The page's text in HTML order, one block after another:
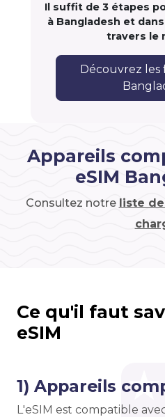
Il suffit de 3 étapes
à Bangladesh et
travers le
Découvrez les
Appareils
eSIM
Consultez notre liste
Ce qu'il faut
eSIM
1) Appareils
L'eSIM est compatible